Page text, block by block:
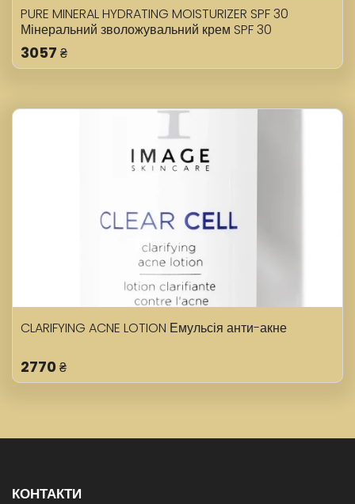
PURE MINERAL HYDRATING MOISTURIZER SPF 30
Мінеральний зволожувальний крем SPF 30
3057 ₴
CLARIFYING ACNE LOTION Емульсія анти-акне
2770 ₴
КОНТАКТИ